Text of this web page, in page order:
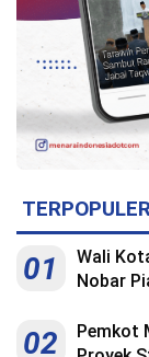
01
Wali
Nobar
02
Pemkot